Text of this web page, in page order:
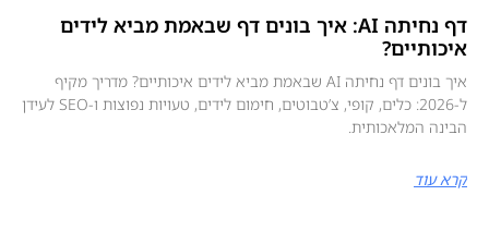
דף נחיתה AI: איך בונים דף שבאמת מביא לידים
איכותיים?
איך בונים דף נחיתה AI שבאמת מביא לידים איכותיים? מדריך מקיף
ל‑2026: כלים, קופי, צ’טבוטים, חימום לידים, טעויות נפוצות ו‑SEO לעידן
הבינה המלאכותית.
קרא עוד